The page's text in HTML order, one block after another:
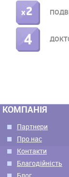
КОМПАНІЯ
Партнери
Про нас
Контакти
Благодійність